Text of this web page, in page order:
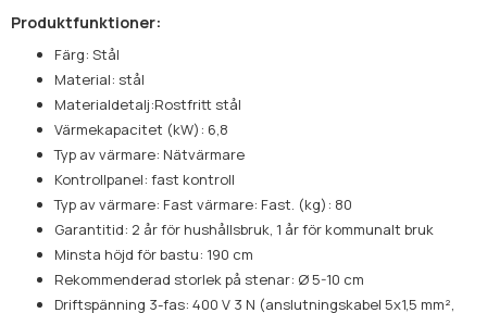
Produktfunktioner:
Färg: Stål
Material: stål
Materialdetalj:Rostfritt stål
Värmekapacitet (kW): 6,8
Typ av värmare: Nätvärmare
Kontrollpanel: fast kontroll
Typ av värmare: Fast värmare: Fast. (kg): 80
Garantitid: 2 år för hushållsbruk, 1 år för kommunalt bruk
Minsta höjd för bastu: 190 cm
Rekommenderad storlek på stenar: Ø 5-10 cm
Driftspänning 3-fas: 400 V 3 N (anslutningskabel 5x1,5 mm²,